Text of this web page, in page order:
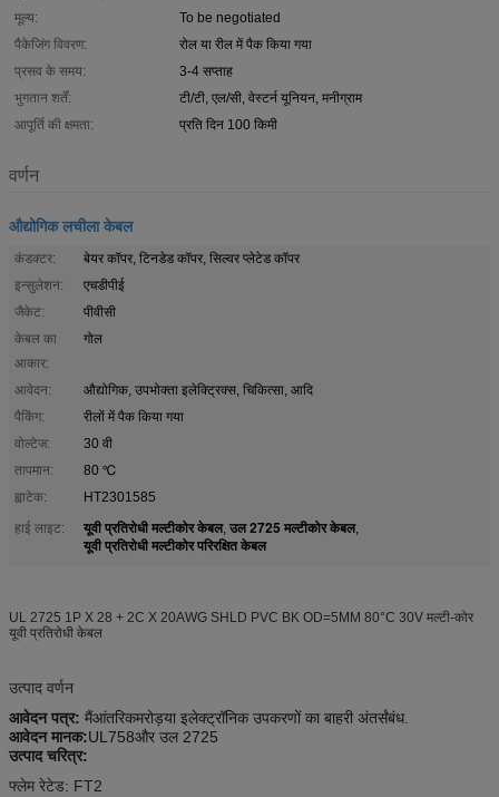
मूल्य:
To be negotiated
पैकेजिंग विवरण:
रोल या रील में पैक किया गया
प्रसव के समय:
3-4 सप्ताह
भुगतान शर्तें:
टी/टी, एल/सी, वेस्टर्न यूनियन, मनीग्राम
आपूर्ति की क्षमता:
प्रति दिन 100 किमी
वर्णन
औद्योगिक लचीला केबल
कंडक्टर:
बेयर कॉपर, टिनडेड कॉपर, सिल्वर प्लेटेड कॉपर
इन्सुलेशन:
एचडीपीई
जैकेट:
पीवीसी
केबल का
आकार:
गोल
आवेदन:
औद्योगिक, उपभोक्ता इलेक्ट्रिक्स, चिकित्सा, आदि
पैकिंग:
रीलों में पैक किया गया
वोल्टेज:
30 वी
तापमान:
80 ℃
ह्वाटेक:
HT2301585
हाई लाइट:
यूवी प्रतिरोधी मल्टीकोर केबल, उल 2725 मल्टीकोर केबल,
यूवी प्रतिरोधी मल्टीकोर परिरक्षित केबल
UL 2725 1P X 28 + 2C X 20AWG SHLD PVC BK OD=5MM 80°C 30V मल्टी-कोर
यूवी प्रतिरोधी केबल
उत्पाद वर्णन
आवेदन पत्र: मैंआंतरिकमरोड़या इलेक्ट्रॉनिक उपकरणों का बाहरी अंतर्संबंध.
आवेदन मानक:UL758और उल 2725
उत्पाद चरित्र:
फ्लेम रेटेड: FT2